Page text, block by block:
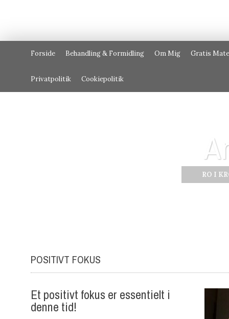
Forside Behandling & Formidling Om Mig Gratis
Privatpolitik Cookiepolitik
RO I
POSITIVT FOKUS
Et positivt fokus er essentielt i
denne tid!